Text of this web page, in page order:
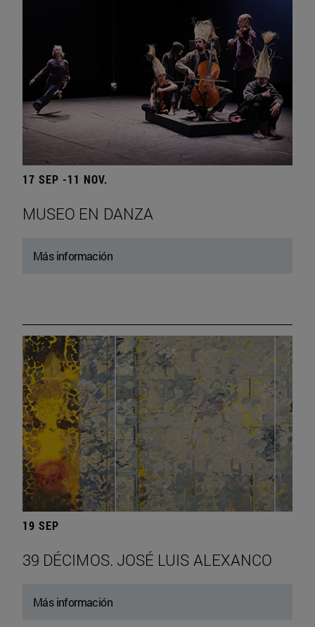
17 SEP -11 NOV.
MUSEO EN DANZA
Más información
19 SEP
39 DÉCIMOS. JOSÉ LUIS ALEXANCO
Más información